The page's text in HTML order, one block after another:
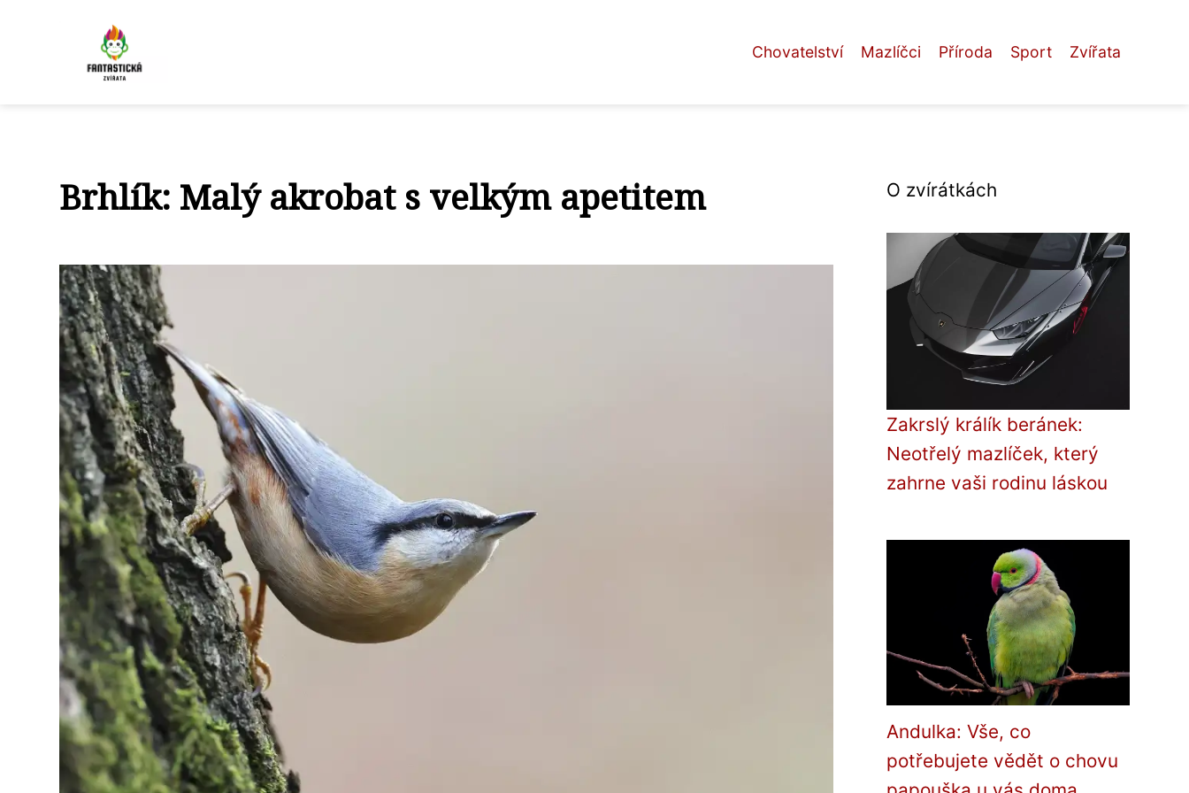
Chovatelství Mazlíčci Příroda Sport Zvířata
Brhlík: Malý akrobat s velkým apetitem O zvírátkách
Zakrslý králík beránek:
Neotřelý mazlíček, který
zahrne vaši rodinu láskou
Andulka: Vše, co
potřebujete vědět o chovu